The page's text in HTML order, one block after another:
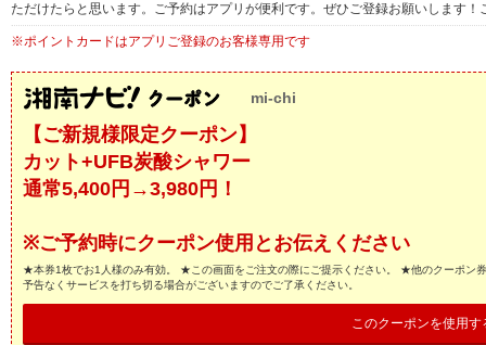
ただけたらと思います。ご予約はアプリが便利です。ぜひご登録お願いします！
※ポイントカードはアプリご登録のお客様専用です
mi-chi
【ご新規様限定クーポン】
カット+UFB炭酸シャワー
通常5,400円→3,980円！
※ご予約時にクーポン使用とお伝えください
★本券1枚でお1人様のみ有効。 ★この画面をご注文の際にご提示ください。 ★他のクーポン
予告なくサービスを打ち切る場合がございますのでご了承ください。
このクーポンを使用す